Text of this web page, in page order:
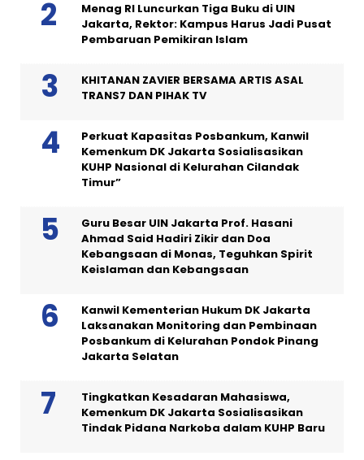
Menag RI Luncurkan Tiga Buku di UIN
Jakarta, Rektor: Kampus Harus Jadi Pusat
Pembaruan Pemikiran Islam
KHITANAN ZAVIER BERSAMA ARTIS ASAL
TRANS7 DAN PIHAK TV
Perkuat Kapasitas Posbankum, Kanwil
Kemenkum DK Jakarta Sosialisasikan
KUHP Nasional di Kelurahan Cilandak
Timur”
Guru Besar UIN Jakarta Prof. Hasani
Ahmad Said Hadiri Zikir dan Doa
Kebangsaan di Monas, Teguhkan Spirit
Keislaman dan Kebangsaan
Kanwil Kementerian Hukum DK Jakarta
Laksanakan Monitoring dan Pembinaan
Posbankum di Kelurahan Pondok Pinang
Jakarta Selatan
Tingkatkan Kesadaran Mahasiswa,
Kemenkum DK Jakarta Sosialisasikan
Tindak Pidana Narkoba dalam KUHP Baru